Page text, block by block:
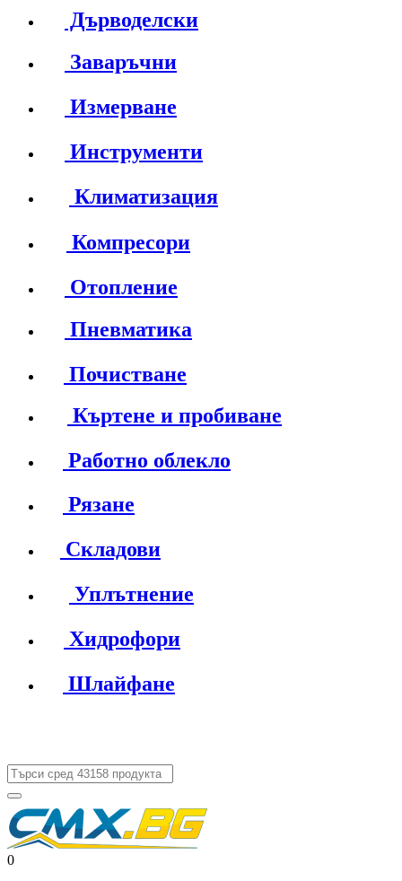
Дърводелски
Заваръчни
Измерване
Инструменти
Климатизация
Компресори
Отопление
Пневматика
Почистване
Къртене и пробиване
Работно облекло
Рязане
Складови
Уплътнение
Хидрофори
Шлайфане
0